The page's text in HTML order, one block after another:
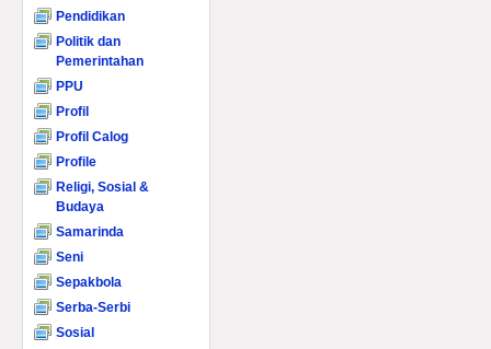
Pendidikan
Politik dan
Pemerintahan
PPU
Profil
Profil Calog
Profile
Religi, Sosial &
Budaya
Samarinda
Seni
Sepakbola
Serba-Serbi
Sosial